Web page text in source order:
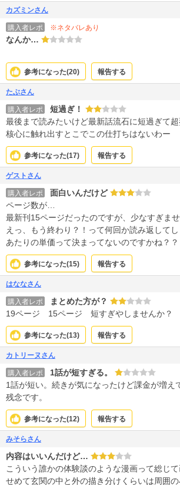
カズミンさん
購入者レポ ※ネタバレあり
なんか…
参考になった(20) 報告する
たぶさん
購入者レポ
短過ぎ！
最後まで読みたいけど最新話流石に短過ぎて超
核心に触れ出すとこでこの仕打ちはないわー
参考になった(17) 報告する
ゲストさん
購入者レポ
面白いんだけど
ページ数が…
最新刊15ページだったのですが、少なすぎま
えっ、もう終わり？！って何回か読み返して
あたりの単価って決まってないのですかね？？
参考になった(15) 報告する
はななさん
購入者レポ
まとめた方が？
19ページ 15ページ 短すぎやしませんか？
参考になった(13) 報告する
カトリーヌさん
購入者レポ
1話が短すぎる。
1話が短い。続きが気になったけど課金が増え
残念です。
参考になった(12) 報告する
みそらさん
内容はいいんだけど…
こういう誰かの体験談のような漫画って総じて
せめて玄関の中と外の描き分けくらいは周囲